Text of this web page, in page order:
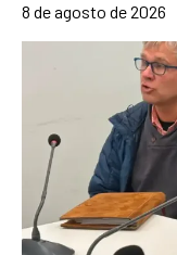
8 de agosto de 2026